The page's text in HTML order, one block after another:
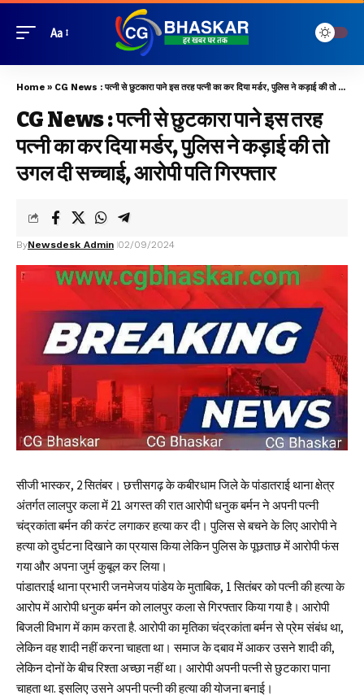
Aa
Home » CG News : पत्नी से छुटकारा पाने इस तरह पत्नी का कर दिया मर्डर, पुलिस ने कड़ाई की तो उगल दी सच्चाई, आरोपी पति गिरफ्तार
CG News : पत्नी से छुटकारा पाने इस तरह
पत्नी का कर दिया मर्डर, पुलिस ने कड़ाई की तो
उगल दी सच्चाई, आरोपी पति गिरफ्तार
ByNewsdesk Admin 02/09/2024
सीजी भास्कर, 2 सितंबर। छत्तीसगढ़ के कबीरधाम जिले के पांडातराई थाना क्षेत्र
अंतर्गत लालपुर कला में 21 अगस्त की रात आरोपी धनुक बर्मन ने अपनी पत्नी
चंद्रकांता बर्मन की करंट लगाकर हत्या कर दी। पुलिस से बचने के लिए आरोपी ने
हत्या को दुर्घटना दिखाने का प्रयास किया लेकिन पुलिस के पूछताछ में आरोपी फंस
गया और अपना जुर्म कुबूल कर लिया।
पांडातराई थाना प्रभारी जनमेजय पांडेय के मुताबिक, 1 सितंबर को पत्नी की हत्या के
आरोप में आरोपी धनुक बर्मन को लालपुर कला से गिरफ्तार किया गया है। आरोपी
बिजली विभाग में काम करता है. आरोपी का मृतिका चंद्रकांता बर्मन से प्रेम संबंध था,
लेकिन वह शादी नहीं करना चाहता था। समाज के दबाव में आकर उसने शादी की,
लेकिन दोनों के बीच रिश्ता अच्छा नहीं था। आरोपी अपनी पत्नी से छुटकारा पाना
चाहता था. इसलिए उसने अपनी पत्नी की हत्या की योजना बनाई।